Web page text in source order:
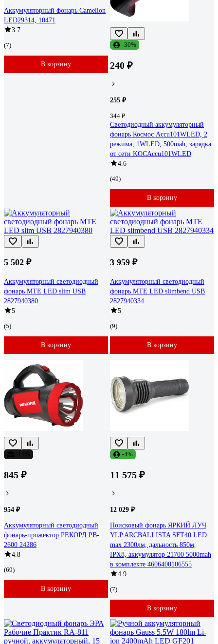
Аккумуляторный фонарь Camelion
LED29314, 10471
3.7
(7)
В корзину
-30%
240 ₽
255 ₽
344 ₽
Светодиодный аккумуляторный
фонарь Космос Accu101WLED, 2
режима, 1WLED, 500mah, зарядка
от сети KOCAccu101WLED
4.6
(49)
В корзину
5 502 ₽
Аккумуляторный светодиодный
фонарь MTE LED slim USB
2827940380
5
(5)
В корзину
3 959 ₽
Аккумуляторный светодиодный
фонарь MTE LED slimbend USB
2827940334
5
(9)
В корзину
845 ₽
954 ₽
Аккумуляторный светодиодный
фонарь-прожектор РЕКОРД PB-
2600 24286
4.8
(69)
В корзину
-4%
11 575 ₽
12 029 ₽
Поисковый фонарь ЯРКИЙ ЛУЧ
YLP ARCBALLISTA SFT40 LED
max 2300лм, дальность 850м,
IPX8, аккумулятор 21700 5000mah
в комплекте 4606400106555
4.9
(7)
В корзину